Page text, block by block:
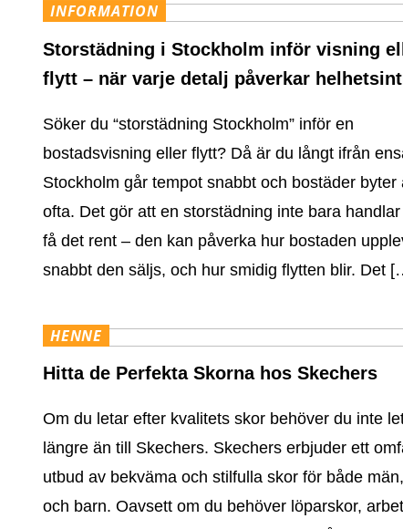
INFORMATION
Storstädning i Stockholm inför visning
flytt – när varje detalj påverkar
Söker du “storstädning Stockholm” inför en
bostadsvisning eller flytt? Då är du långt ifrån
Stockholm går tempot snabbt och bostäder byter
ofta. Det gör att en storstädning inte bara
få det rent – den kan påverka hur bostaden
snabbt den säljs, och hur smidig flytten blir. Det
HENNE
Hitta de Perfekta Skorna hos Skechers
Om du letar efter kvalitets skor behöver du inte
längre än till Skechers. Skechers erbjuder ett
utbud av bekväma och stilfulla skor för både
och barn. Oavsett om du behöver löparskor,